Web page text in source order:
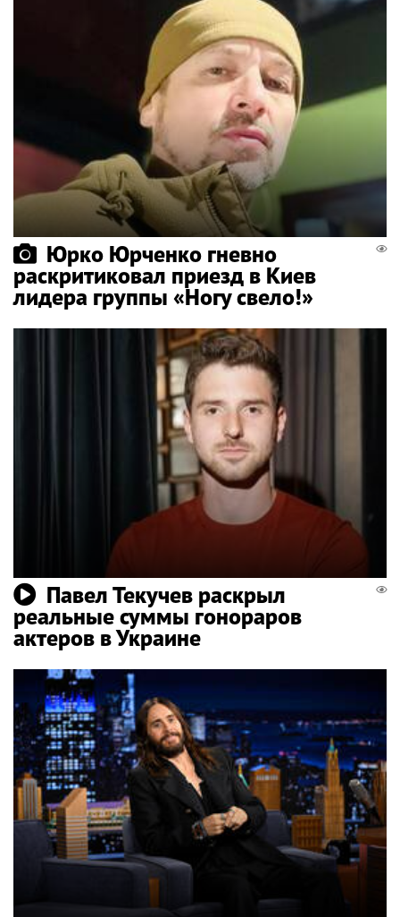
Юрко Юрченко гневно
раскритиковал приезд в Киев
лидера группы «Ногу свело!»
Павел Текучев раскрыл
реальные суммы гонораров
актеров в Украине